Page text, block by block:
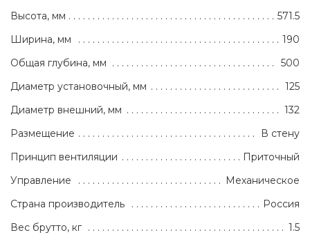
Высота, мм
571.5
Ширина, мм
190
Общая глубина, мм
500
Диаметр установочный, мм
125
Диаметр внешний, мм
132
Размещение
В стену
Принцип вентиляции
Приточный
Управление
Механическое
Страна производитель
Россия
Вес брутто, кг
1.5